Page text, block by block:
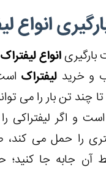
انواع
بارگیریانواع لیفتراک
و خریدلیفتراک
چند تن بار را می
و اگر لیفتراکی
را حمل می کند،
جابه جا کنید؛